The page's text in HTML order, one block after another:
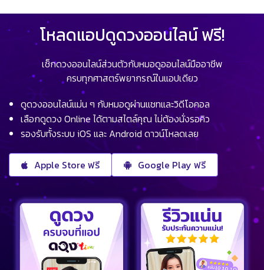
โหลดแอปดูดวงออนไลน์ ฟรี!
เช็กดวงออนไลน์ส่วนตัวกับหมอดูออนไลน์มืออาชีพ
ครบทุกศาสตร์พยากรณ์ในแอปเดียว
ดูดวงออนไลน์แม่น ๆ กับหมอดูผ่านแชทและวิดีโอคอล
เลือกดูดวง Online ได้ตามสไตล์คุณ ไม่ต้องนั่งรอคิว
รองรับทั้งระบบ iOS และ Android ดาวน์โหลดเลย
Apple Store ฟรี Google Play ฟรี